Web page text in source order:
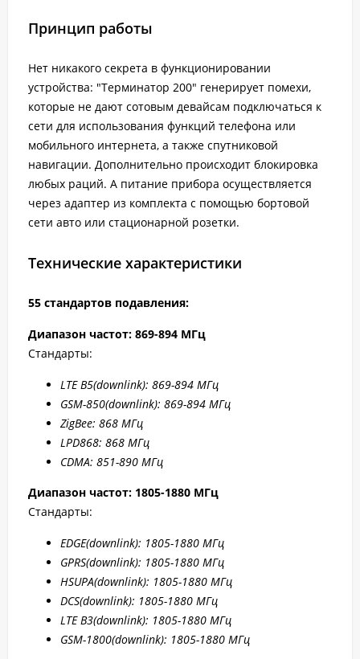
Принцип работы
Нет никакого секрета в функционировании
устройства: "Терминатор 200" генерирует помехи,
которые не дают сотовым девайсам подключаться к
сети для использования функций телефона или
мобильного интернета, а также спутниковой
навигации. Дополнительно происходит блокировка
любых раций. А питание прибора осуществляется
через адаптер из комплекта с помощью бортовой
сети авто или стационарной розетки.
Технические характеристики
55 стандартов подавления:
Диапазон частот: 869-894 МГц
Стандарты:
LTE B5(downlink): 869-894 МГц
GSM-850(downlink): 869-894 МГц
ZigBee: 868 МГц
LPD868: 868 МГц
CDMA: 851-890 МГц
Диапазон частот: 1805-1880 МГц
Стандарты:
EDGE(downlink): 1805-1880 МГц
GPRS(downlink): 1805-1880 МГц
HSUPA(downlink): 1805-1880 МГц
DCS(downlink): 1805-1880 МГц
LTE B3(downlink): 1805-1880 МГц
GSM-1800(downlink): 1805-1880 МГц